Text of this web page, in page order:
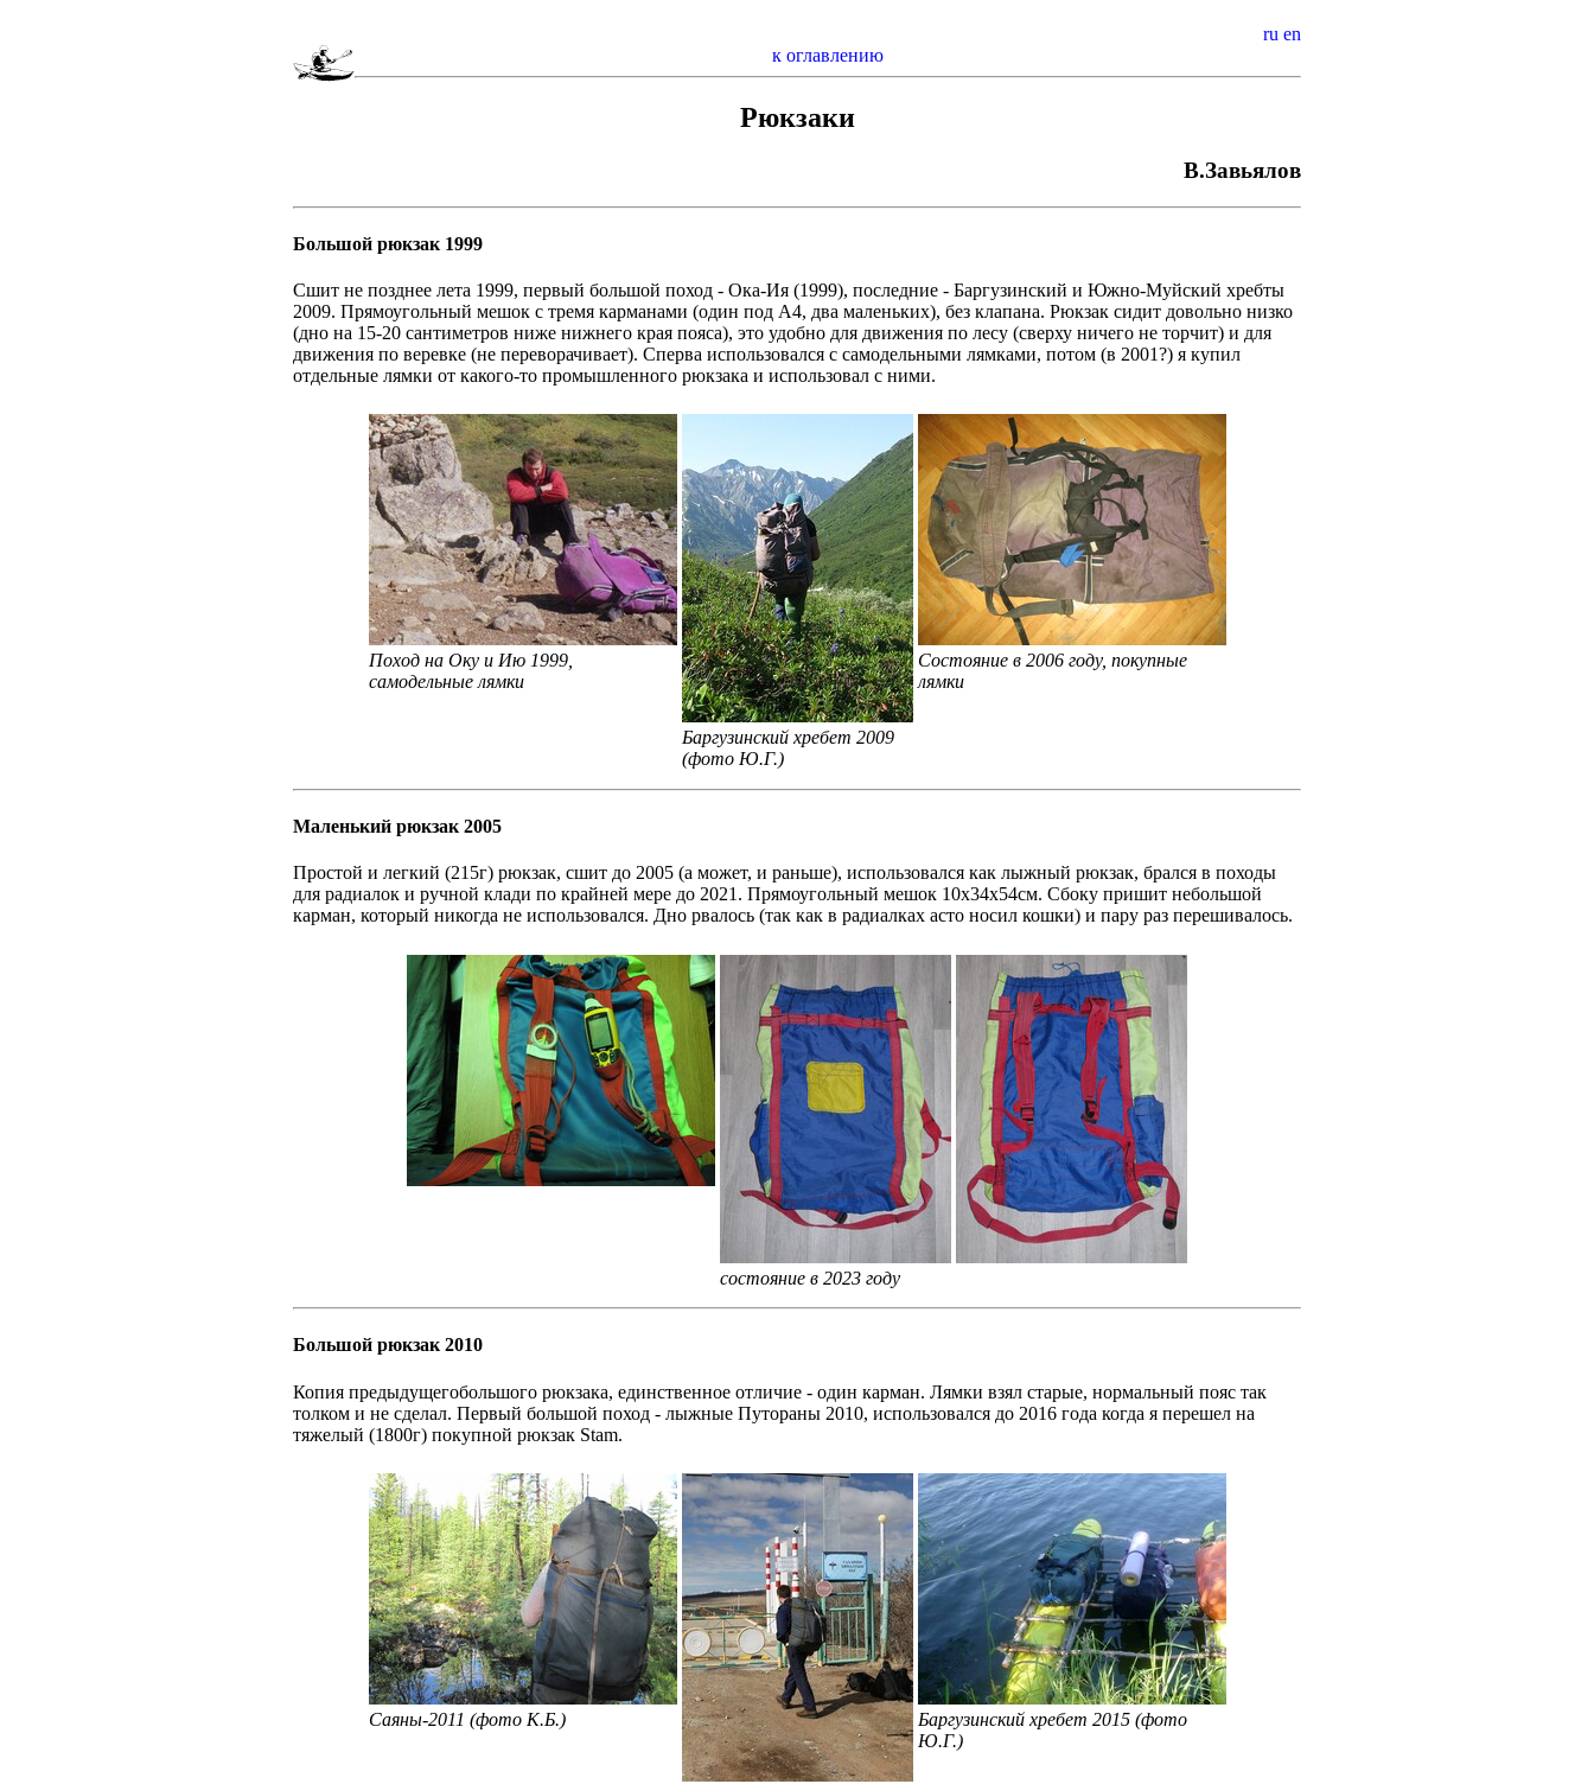
ru en
к оглавлению
Рюкзаки
В.Завьялов
Большой рюкзак 1999
Сшит не позднее лета 1999, первый большой поход - Ока-Ия (1999), последние - Баргузинский и Южно-Муйский хребты
2009. Прямоугольный мешок с тремя карманами (один под А4, два маленьких), без клапана. Рюкзак сидит довольно низко
(дно на 15-20 сантиметров ниже нижнего края пояса), это удобно для движения по лесу (сверху ничего не торчит) и для
движения по веревке (не переворачивает). Сперва использовался с самодельными лямками, потом (в 2001?) я купил
отдельные лямки от какого-то промышленного рюкзака и использовал с ними.
Поход на Оку и Ию 1999,
самодельные лямки
Баргузинский хребет 2009
(фото Ю.Г.)
Состояние в 2006 году, покупные
лямки
Маленький рюкзак 2005
Простой и легкий (215г) рюкзак, сшит до 2005 (а может, и раньше), использовался как лыжный рюкзак, брался в походы
для радиалок и ручной клади по крайней мере до 2021. Прямоугольный мешок 10х34х54см. Сбоку пришит небольшой
карман, который никогда не использовался. Дно рвалось (так как в радиалках асто носил кошки) и пару раз перешивалось.
состояние в 2023 году
Большой рюкзак 2010
Копия предыдущегобольшого рюкзака, единственное отличие - один карман. Лямки взял старые, нормальный пояс так
толком и не сделал. Первый большой поход - лыжные Путораны 2010, использовался до 2016 года когда я перешел на
тяжелый (1800г) покупной рюкзак Stam.
Саяны-2011 (фото К.Б.)
Баргузинский хребет 2015 (фото
Ю.Г.)